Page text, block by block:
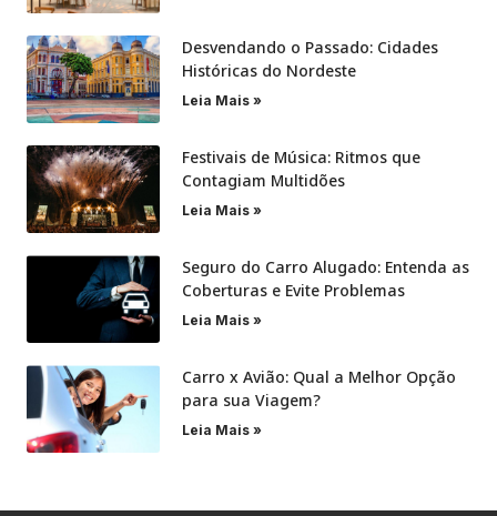
Desvendando o Passado: Cidades
Históricas do Nordeste
Leia Mais »
Festivais de Música: Ritmos que
Contagiam Multidões
Leia Mais »
Seguro do Carro Alugado: Entenda as
Coberturas e Evite Problemas
Leia Mais »
Carro x Avião: Qual a Melhor Opção
para sua Viagem?
Leia Mais »